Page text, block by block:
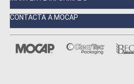
CONTACTA A MOCAP